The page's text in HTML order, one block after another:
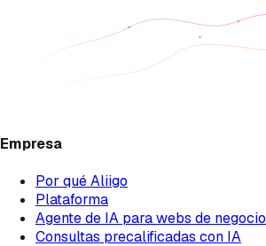
Empresa
Por qué Aliigo
Plataforma
Agente de IA para webs de negocio
Consultas precalificadas con IA